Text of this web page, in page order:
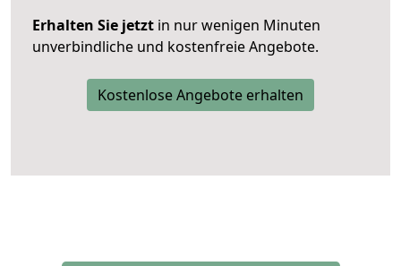
Erhalten Sie jetzt in nur wenigen Minuten
unverbindliche und kostenfreie Angebote.
Kostenlose Angebote erhalten